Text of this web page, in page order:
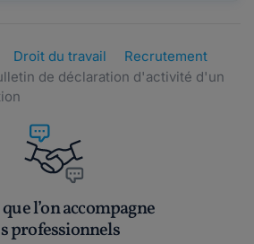
Droit du travail
Recrutement
de déclaration d'activité d'un
l’on accompagne
professionnels